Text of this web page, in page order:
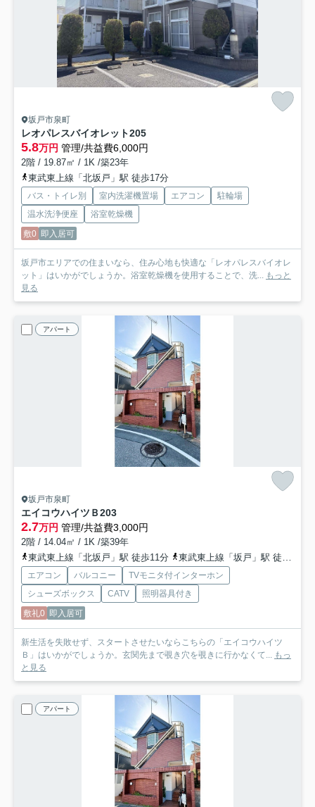
坂戸市泉町
レオパレスバイオレット205
5.8万円 管理/共益費6,000円
2階 / 19.87㎡ / 1K /築23年
東武東上線「北坂戸」駅 徒歩17分
バス・トイレ別 室内洗濯機置場 エアコン
駐輪場
温水洗浄便座
浴室乾燥機
敷0 即入居可
坂戸市エリアでの住まいなら、住み心地も快適な「レオパレスバイオレ
ット」はいかがでしょうか。浴室乾燥機を使用することで、洗... もっと
見る
アパート
坂戸市泉町
エイコウハイツＢ203
2.7万円 管理/共益費3,000円
2階 / 14.04㎡ / 1K /築39年
東武東上線「北坂戸」駅 徒歩11分
東武東上線「坂戸」駅 徒歩17分
エアコン バルコニー
TVモニタ付インターホン
シューズボックス
CATV
照明器具付き
敷礼0 即入居可
新生活を失敗せず、スタートさせたいならこちらの「エイコウハイツ
Ｂ」はいかがでしょうか。玄関先まで覗き穴を覗きに行かなくて... もっ
と見る
アパート